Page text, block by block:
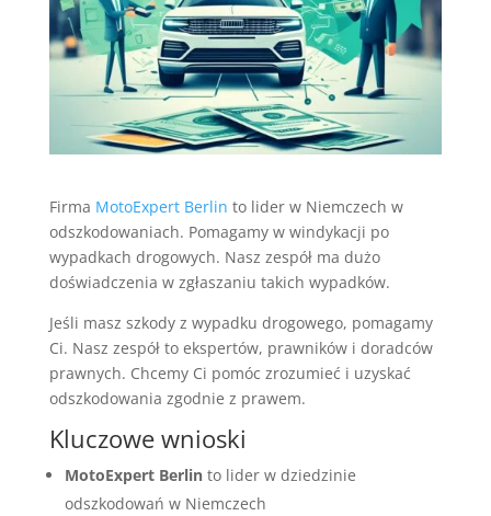
Firma MotoExpert Berlin to lider w Niemczech w
odszkodowaniach. Pomagamy w windykacji po
wypadkach drogowych. Nasz zespół ma dużo
doświadczenia w zgłaszaniu takich wypadków.
Jeśli masz szkody z wypadku drogowego, pomagamy
Ci. Nasz zespół to ekspertów, prawników i doradców
prawnych. Chcemy Ci pomóc zrozumieć i uzyskać
odszkodowania zgodnie z prawem.
Kluczowe wnioski
MotoExpert Berlinto lider w dziedzinie
odszkodowań w Niemczech